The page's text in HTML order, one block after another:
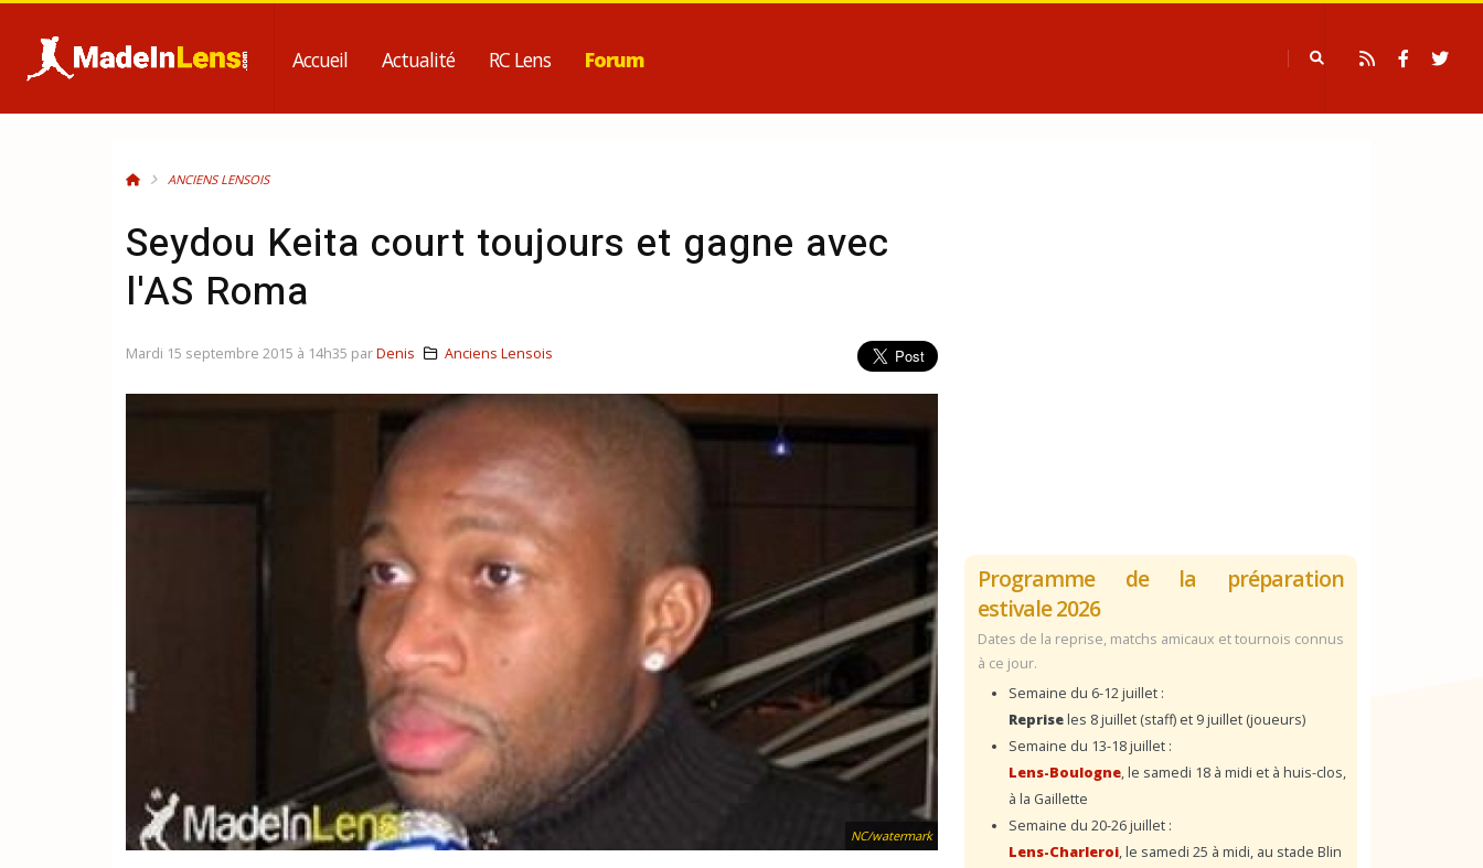
Accueil Actualité RC Lens Forum
ANCIENS LENSOIS
Seydou Keita court toujours et gagne avec
l'AS Roma
NC/watermark
Mardi 15 septembre 2015 à 14h35 parDenis Anciens Lensois
Programme de la préparation
estivale 2026
Dates de la reprise, matchs amicaux et tournois connus
à ce jour.
Semaine du 6-12 juillet :
Repriseles 8 juillet (staff) et 9 juillet (joueurs)
Semaine du 13-18 juillet :
Lens-Boulogne, le samedi 18 à midi et à huis-clos,
à la Gaillette
Semaine du 20-26 juillet :
Lens-Charleroi, le samedi 25 à midi, au stade Blin